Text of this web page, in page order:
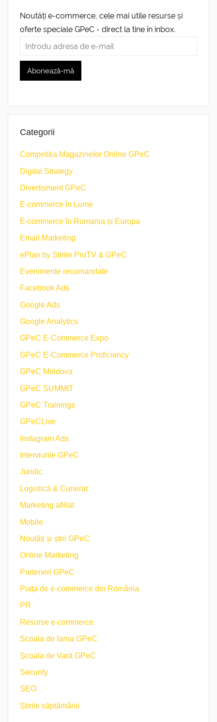
Noutăți e-commerce, cele mai utile resurse și
oferte speciale GPeC - direct la tine în inbox.
Categorii
Competiția Magazinelor Online GPeC
Digital Strategy
Divertisment GPeC
E-commerce în Lume
E-commerce în Romania și Europa
Email Marketing
ePlan by Știrile ProTV & GPeC
Evenimente recomandate
Facebook Ads
Google Ads
Google Analytics
GPeC E-Commerce Expo
GPeC E-Commerce Proficiency
GPeC Moldova
GPeC SUMMIT
GPeC Trainings
GPeCLive
Instagram Ads
Interviurile GPeC
Juridic
Logistică & Curierat
Marketing afiliat
Mobile
Noutăți și știri GPeC
Online Marketing
Parteneri GPeC
Piața de e-commerce din România
PR
Resurse e-commerce
Scoala de Iarna GPeC
Școala de Vară GPeC
Security
SEO
Știrile săptămânii